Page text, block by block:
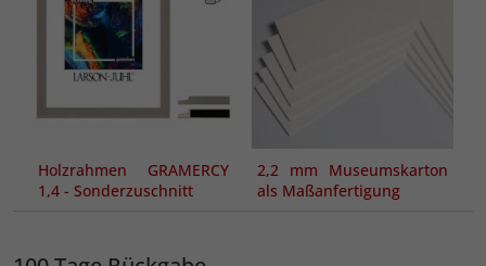
Holzrahmen GRAMERCY
1,4 - Sonderzuschnitt
2,2 mm Museumskarton
als Maßanfertigung